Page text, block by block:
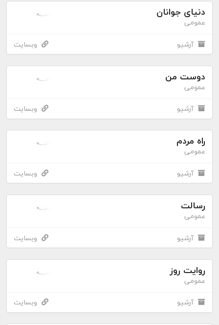
دنیای جوانان
عمومی
آرشیو
وبسایت
دوست من
عمومی
آرشیو
وبسایت
راه مردم
عمومی
آرشیو
وبسایت
رسالت
عمومی
آرشیو
وبسایت
روایت روز
عمومی
آرشیو
وبسایت